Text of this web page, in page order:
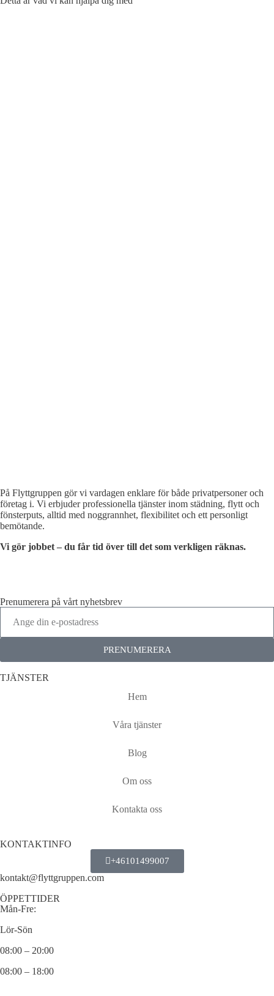
På Flyttgruppen gör vi vardagen enklare för både privatpersoner och
företag i. Vi erbjuder professionella tjänster inom städning, flytt och
fönsterputs, alltid med noggrannhet, flexibilitet och ett personligt
bemötande.
Vi gör jobbet – du får tid över till det som verkligen räknas.
Prenumerera på vårt nyhetsbrev
PRENUMERERA
TJÄNSTER
Hem
Våra tjänster
Blog
Om oss
Kontakta oss
KONTAKTINFO
+46101499007
kontakt@flyttgruppen.com
ÖPPETTIDER
Mån-Fre:
Lör-Sön
08:00 – 20:00
08:00 – 18:00